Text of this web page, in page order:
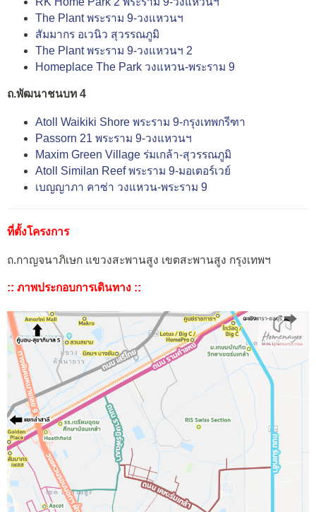
The Plant พระราม 9-วงแหวนฯ
สัมมากร อเวนิว สุวรรณภูมิ
The Plant พระราม 9-วงแหวนฯ 2
Homeplace The Park วงแหวน-พระราม 9
ถ.พัฒนาชนบท 4
Atoll Waikiki Shore พระราม 9-กรุงเทพกรีฑา
Passorn 21 พระราม 9-วงแหวนฯ
Maxim Green Village ร่มเกล้า-สุวรรณภูมิ
Atoll Similan Reef พระราม 9-มอเตอร์เวย์
เบญญาภา คาซ่า วงแหวน-พระราม 9
ที่ตั้งโครงการ
ถ.กาญจนาภิเษก แขวงสะพานสูง เขตสะพานสูง กรุงเทพฯ
:: ภาพประกอบการเดินทาง ::